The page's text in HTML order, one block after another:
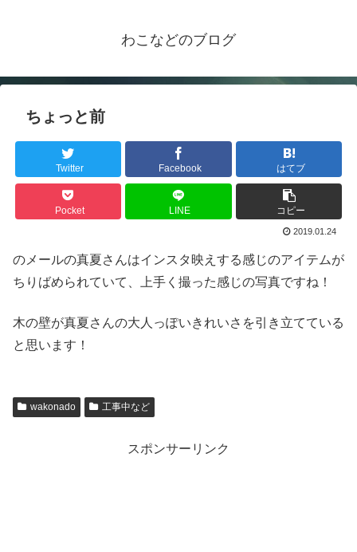
わこなどのブログ
ちょっと前
Twitter Facebook はてブ
Pocket LINE コピー
2019.01.24
のメールの真夏さんはインスタ映えする感じのアイテムが
ちりばめられていて、上手く撮った感じの写真ですね！
木の壁が真夏さんの大人っぽいきれいさを引き立てている
と思います！
wakonado 工事中など
スポンサーリンク